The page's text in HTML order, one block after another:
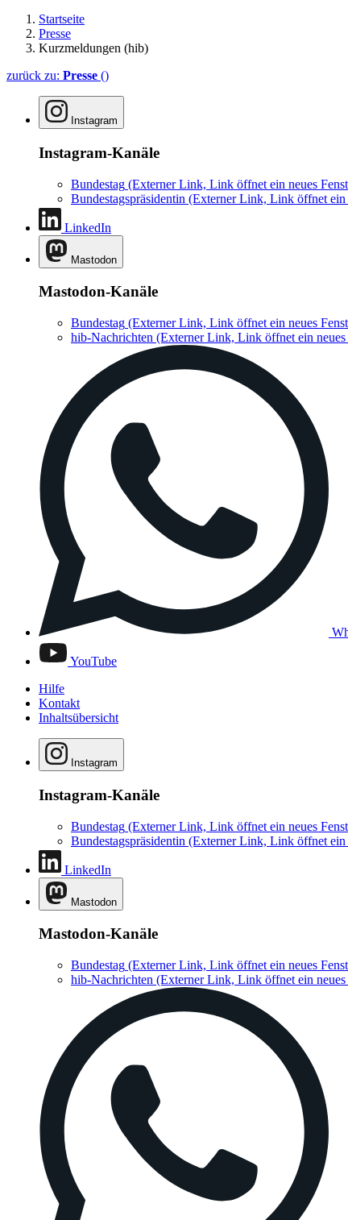
Startseite
Presse
Kurzmeldungen (hib)
zurück zu: Presse ()
Instagram
Instagram-Kanäle
Bundestag (Externer Link, Link öffnet ein neues
Bundestagspräsidentin (Externer Link, Link öffnet ein
LinkedIn
Mastodon
Mastodon-Kanäle
Bundestag (Externer Link, Link öffnet ein neues
hib-Nachrichten (Externer Link, Link öffnet ein neues
YouTube
Hilfe
Kontakt
Inhaltsübersicht
Instagram
Instagram-Kanäle
Bundestag (Externer Link, Link öffnet ein neues
Bundestagspräsidentin (Externer Link, Link öffnet ein
LinkedIn
Mastodon
Mastodon-Kanäle
Bundestag (Externer Link, Link öffnet ein neues
hib-Nachrichten (Externer Link, Link öffnet ein neues